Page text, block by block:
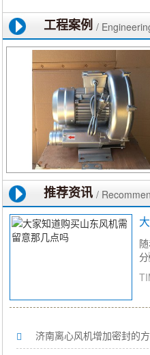
工程案例 /
推荐资讯 /
济南离心风机增加密封的